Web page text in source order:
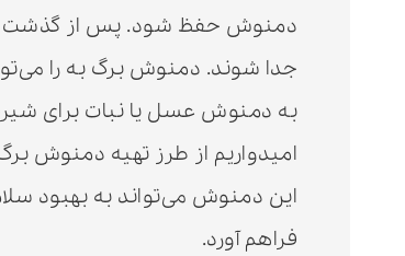
دمنوش حفظ شود. پس از گذشت
جدا شوند. دمنوش برگ به را
به دمنوش عسل یا نبات برای
امیدواریم از طرز تهیه دمنوش
این دمنوش می‌تواند به بهبود
فراهم آورد.